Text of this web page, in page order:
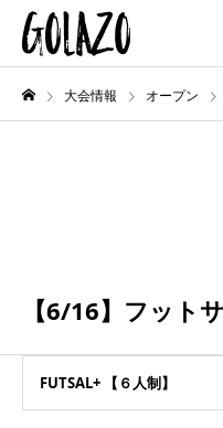
大会情報 オープン
【6/16】フット
FUTSAL+ 【６人制】